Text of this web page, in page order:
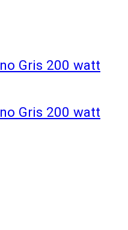
Gris 200 watt
Gris 200 watt